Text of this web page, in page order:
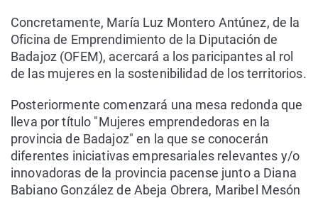
Concretamente, María Luz Montero Antúnez, de la
Oficina de Emprendimiento de la Diputación de
Badajoz (OFEM), acercará a los paricipantes al rol
de las mujeres en la sostenibilidad de los territorios.
Posteriormente comenzará una mesa redonda que
lleva por título "Mujeres emprendedoras en la
provincia de Badajoz" en la que se conocerán
diferentes iniciativas empresariales relevantes y/o
innovadoras de la provincia pacense junto a Diana
Babiano González de Abeja Obrera, Maribel Mesón